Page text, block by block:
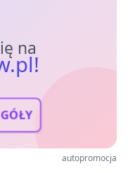
na
autopromocja